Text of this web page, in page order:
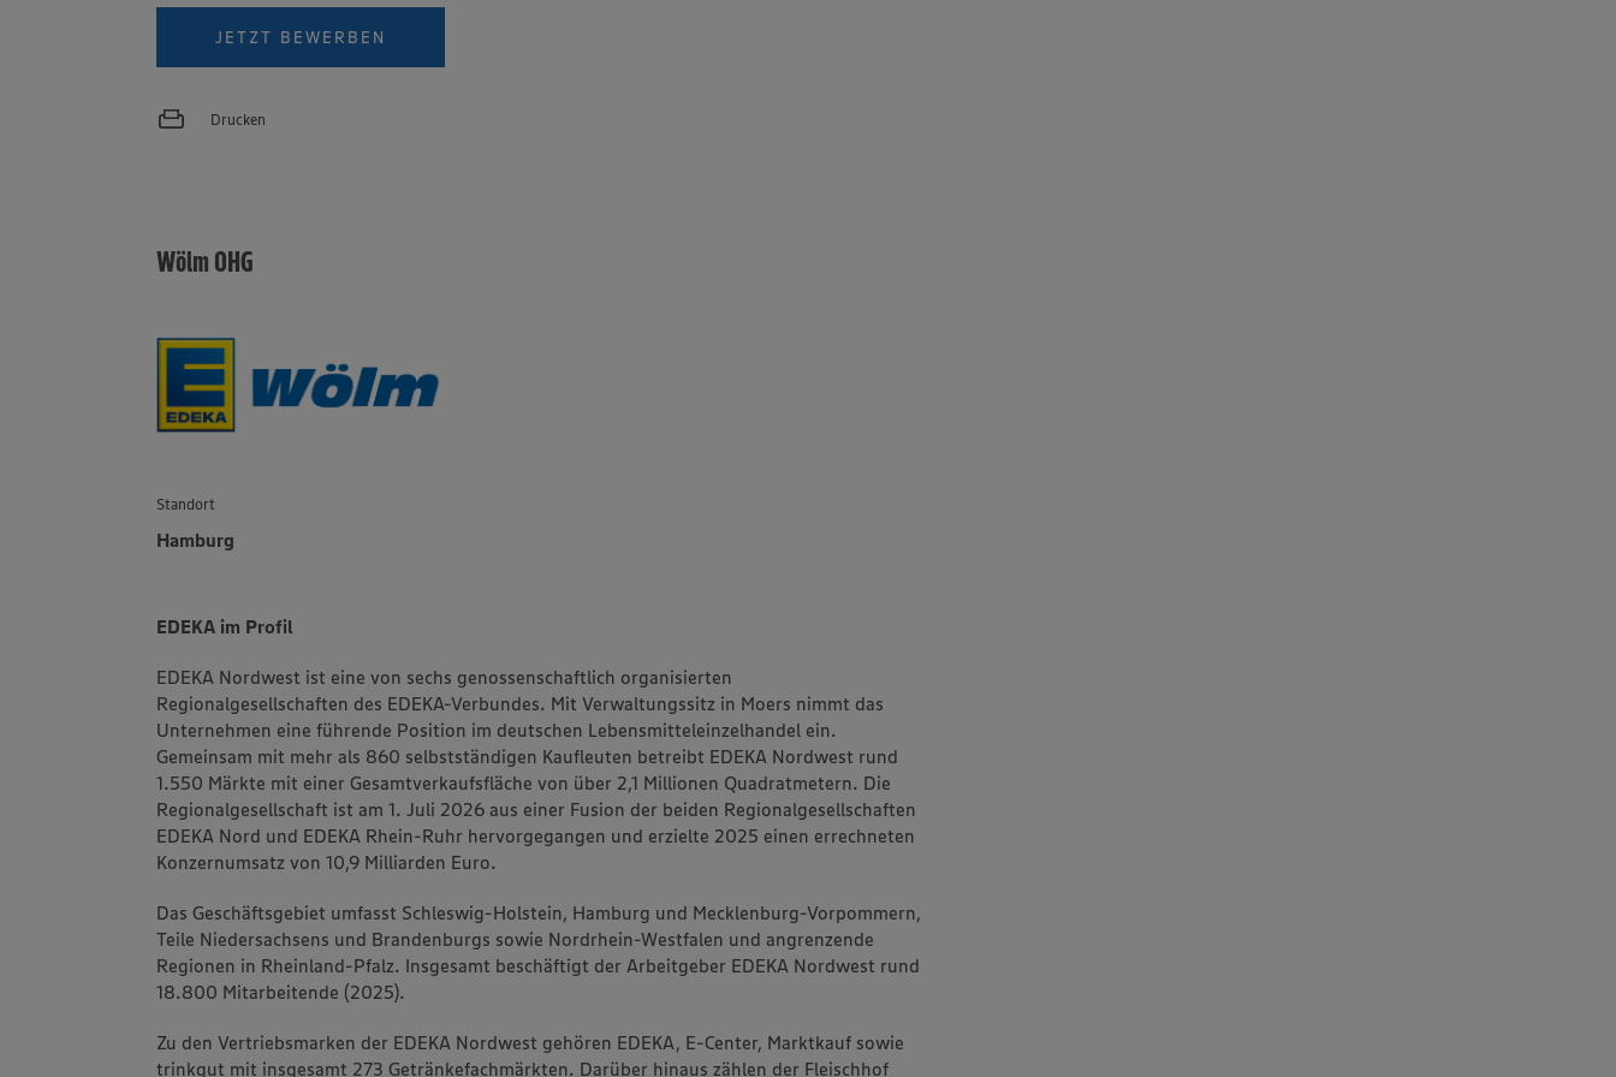
JETZT BEWERBEN
Drucken
Wölm OHG
Standort
Hamburg
EDEKA im Profil
EDEKA Nordwest ist eine von sechs genossenschaftlich organisierten
Regionalgesellschaften des EDEKA-Verbundes. Mit Verwaltungssitz in Moers nimmt das
Unternehmen eine führende Position im deutschen Lebensmitteleinzelhandel ein.
Gemeinsam mit mehr als 860 selbstständigen Kaufleuten betreibt EDEKA Nordwest rund
1.550 Märkte mit einer Gesamtverkaufsfläche von über 2,1 Millionen Quadratmetern. Die
Regionalgesellschaft ist am 1. Juli 2026 aus einer Fusion der beiden Regionalgesellschaften
EDEKA Nord und EDEKA Rhein-Ruhr hervorgegangen und erzielte 2025 einen errechneten
Konzernumsatz von 10,9 Milliarden Euro.
Das Geschäftsgebiet umfasst Schleswig-Holstein, Hamburg und Mecklenburg-Vorpommern,
Teile Niedersachsens und Brandenburgs sowie Nordrhein-Westfalen und angrenzende
Regionen in Rheinland-Pfalz. Insgesamt beschäftigt der Arbeitgeber EDEKA Nordwest rund
18.800 Mitarbeitende (2025).
Zu den Vertriebsmarken der EDEKA Nordwest gehören EDEKA, E-Center, Marktkauf sowie
trinkgut mit insgesamt 273 Getränkefachmärkten. Darüber hinaus zählen der Fleischhof